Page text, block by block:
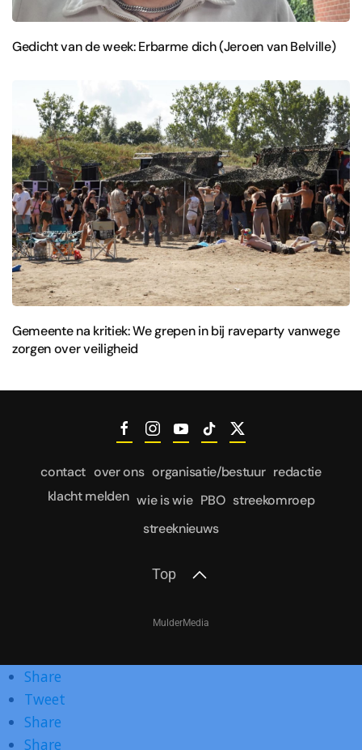
Gedicht van de week: Erbarme dich (Jeroen van Belville)
Gemeente na kritiek: We grepen in bij raveparty vanwege
zorgen over veiligheid
contact over ons organisatie/bestuur redactie
klacht melden wie is wie PBO streekomroep
streeknieuws
Top
MulderMedia
Share
Tweet
Share
Share